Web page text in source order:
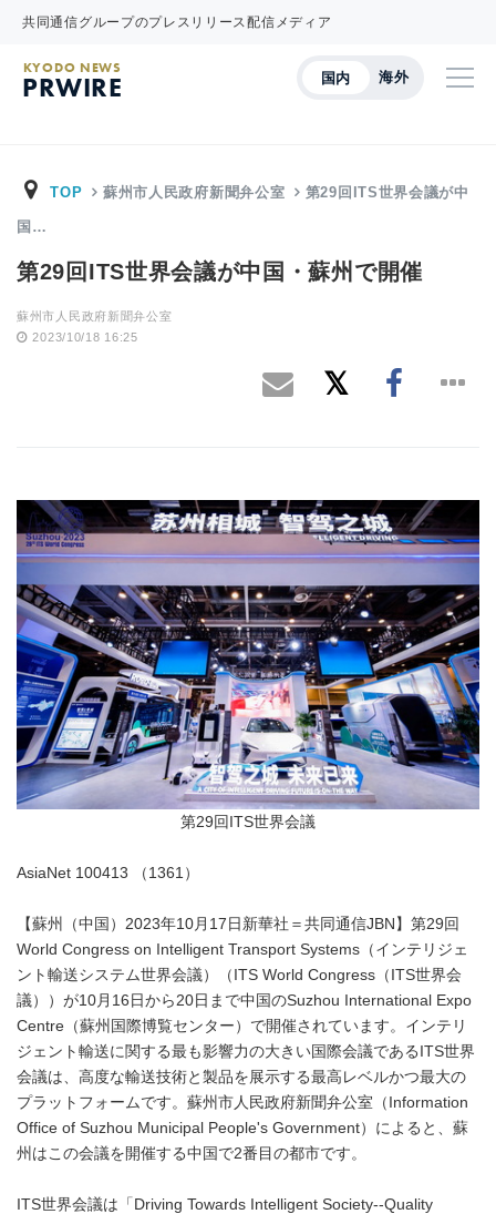
共同通信グループのプレスリリース配信メディア
国内 海外
KYODO NEWS
PRWIRE
TOP 蘇州市人民政府新聞弁公室 第29回ITS世界会議が中
国…
第29回ITS世界会議が中国・蘇州で開催
蘇州市人民政府新聞弁公室
2023/10/18 16:25
第29回ITS世界会議
AsiaNet 100413 （1361）
【蘇州（中国）2023年10月17日新華社＝共同通信JBN】第29回
World Congress on Intelligent Transport Systems（インテリジェ
ント輸送システム世界会議）（ITS World Congress（ITS世界会
議））が10月16日から20日まで中国のSuzhou International Expo
Centre（蘇州国際博覧センター）で開催されています。インテリ
ジェント輸送に関する最も影響力の大きい国際会議であるITS世界
会議は、高度な輸送技術と製品を展示する最高レベルかつ最大の
プラットフォームです。蘇州市人民政府新聞弁公室（Information
Office of Suzhou Municipal People's Government）によると、蘇
州はこの会議を開催する中国で2番目の都市です。
ITS世界会議は「Driving Towards Intelligent Society--Quality